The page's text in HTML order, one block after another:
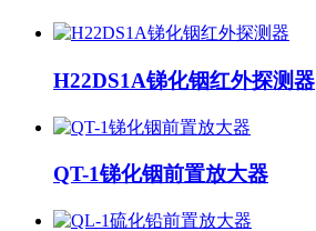
H22DS1A锑化铟红外探测器
QT-1锑化铟前置放大器